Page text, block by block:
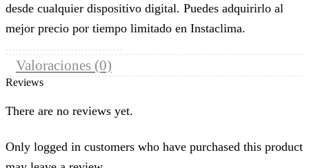
desde cualquier dispositivo digital. Puedes adquirirlo al
mejor precio por tiempo limitado en Instaclima.
Valoraciones (0)
Reviews
There are no reviews yet.
Only logged in customers who have purchased this product